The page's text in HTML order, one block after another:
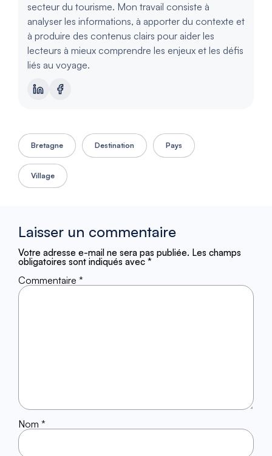
secteur du tourisme. Mon travail consiste à
analyser les informations, à apporter du contexte et
à produire des contenus clairs pour aider les
lecteurs à mieux comprendre les enjeux et les défis
liés au voyage.
Bretagne Destination Pays
Village
Laisser un commentaire
Votre adresse e-mail ne sera pas publiée. Les champs
obligatoires sont indiqués avec *
Commentaire *
Nom *